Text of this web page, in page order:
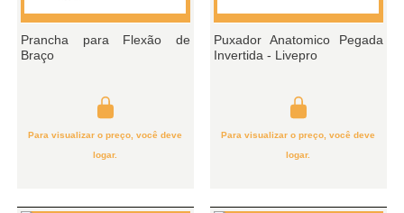
Prancha para Flexão de
Braço
Para visualizar o preço, você deve
logar.
Puxador Anatomico Pegada
Invertida - Livepro
Para visualizar o preço, você deve
logar.